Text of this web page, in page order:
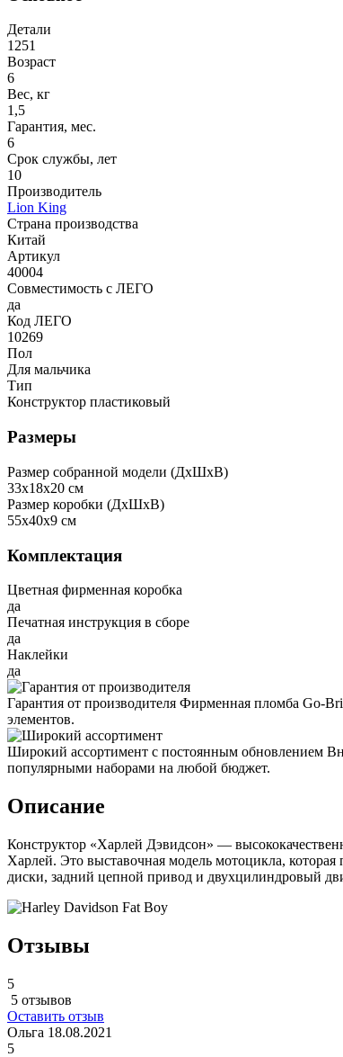
Детали
1251
Возраст
6
Вес, кг
1,5
Гарантия, мес.
6
Срок службы, лет
10
Производитель
Lion King
Страна производства
Китай
Артикул
40004
Совместимость с ЛЕГО
да
Код ЛЕГО
10269
Пол
Для мальчика
Тип
Конструктор пластиковый
Размеры
Размер собранной модели (ДxШxВ)
33x18x20 см
Размер коробки (ДxШxВ)
55x40x9 см
Комплектация
Цветная фирменная коробка
да
Печатная инструкция в сборе
да
Наклейки
да
Гарантия от производителя Фирменная пломба Go-
элементов.
Широкий ассортимент с постоянным обновлением
популярными наборами на любой бюджет.
Описание
Конструктор «Харлей Дэвидсон» —
Харлей. Это выставочная модель мотоцикла,
диски, задний цепной привод и двухцилиндровый
Отзывы
5
5 отзывов
Оставить отзыв
Ольга 18.08.2021
5